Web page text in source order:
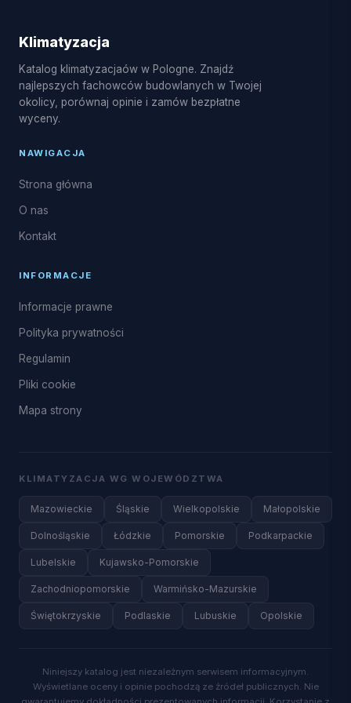
także naprawy układu freonowego i uzupełnianie
czynnika R32.
Klimatyzacja
Katalog klimatyzacjaów w Pologne. Znajdź
najlepszych fachowców budowlanych w Twojej
okolicy, porównaj opinie i zamów bezpłatne
wyceny.
NAWIGACJA
Strona główna
O nas
Kontakt
INFORMACJE
Informacje prawne
Polityka prywatności
Regulamin
Pliki cookie
Mapa strony
KLIMATYZACJA WG WOJEWÓDZTWA
Mazowieckie Śląskie Wielkopolskie Małopolskie
Dolnośląskie Łódzkie Pomorskie Podkarpackie
Lubelskie Kujawsko-Pomorskie
Zachodniopomorskie Warmińsko-Mazurskie
Świętokrzyskie Podlaskie Lubuskie Opolskie
Niniejszy katalog jest niezależnym serwisem informacyjnym.
Wyświetlane oceny i opinie pochodzą ze źródeł publicznych. Nie